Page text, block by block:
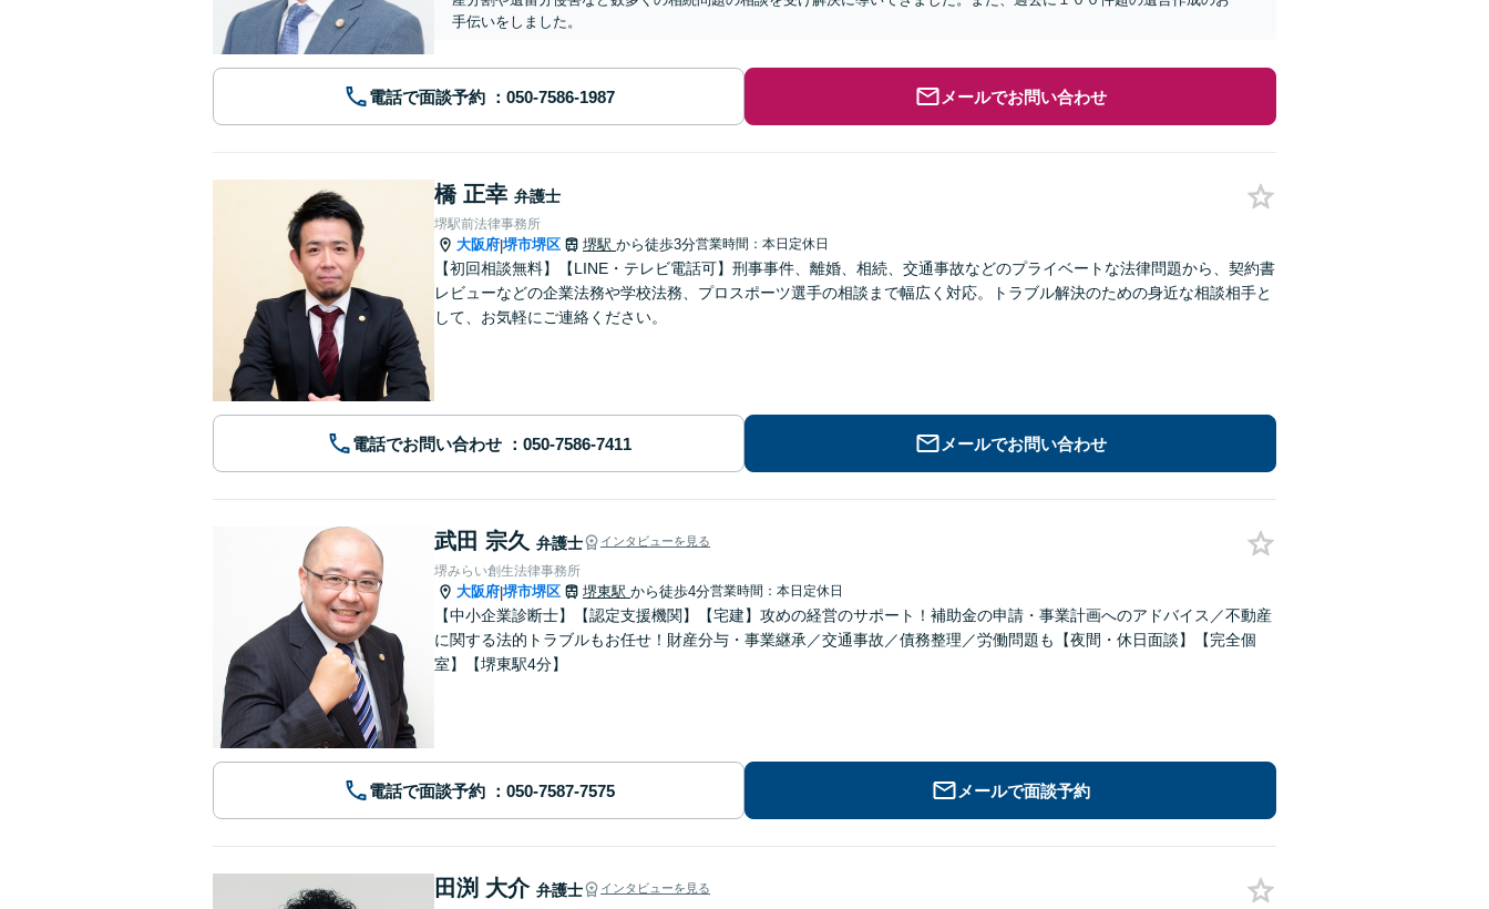
手伝いをしました。
電話で面談予約 メールでお問い合わせ
橋 正幸 弁護士
堺駅前法律事務所
大阪府|堺市堺区 堺駅 から徒歩3分営業時間：本日定休日
【初回相談無料】【LINE・テレビ電話可】刑事事件、離婚、相続、交通事故などのプライベートな法律問題から、契約書
レビューなどの企業法務や学校法務、プロスポーツ選手の相談まで幅広く対応。トラブル解決のための身近な相談相手と
して、お気軽にご連絡ください。
電話でお問い合わせ メールでお問い合わせ
武田 宗久 弁護士 インタビューを見る
堺みらい創生法律事務所
大阪府|堺市堺区 堺東駅 から徒歩4分営業時間：本日定休日
【中小企業診断士】【認定支援機関】【宅建】攻めの経営のサポート！補助金の申請・事業計画へのアドバイス／不動産
に関する法的トラブルもお任せ！財産分与・事業継承／交通事故／債務整理／労働問題も【夜間・休日面談】【完全個
室】【堺東駅4分】
電話で面談予約 メールで面談予約
田渕 大介 弁護士 インタビューを見る